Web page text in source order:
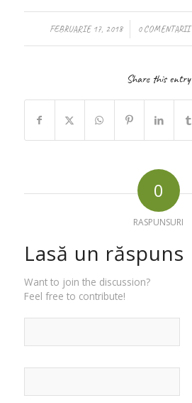
FEBRUARIE 17, 2018
/ 0 COMENTARII
/
Share this entry
0
RASPUNSURI
Lasă un răspuns
Want to join the discussion?
Feel free to contribute!